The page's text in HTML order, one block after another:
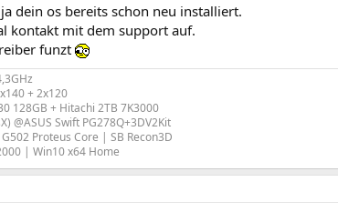
dein os bereits schon neu installiert.
kontakt mit dem support auf.
funzt
+ 2x120
128GB + Hitachi 2TB 7K3000
@ASUS Swift PG278Q+3DV2Kit
Proteus Core | SB Recon3D
| Win10 x64 Home